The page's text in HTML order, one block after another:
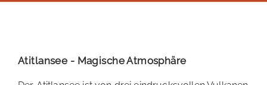
Atitlansee - Magische Atmosphäre